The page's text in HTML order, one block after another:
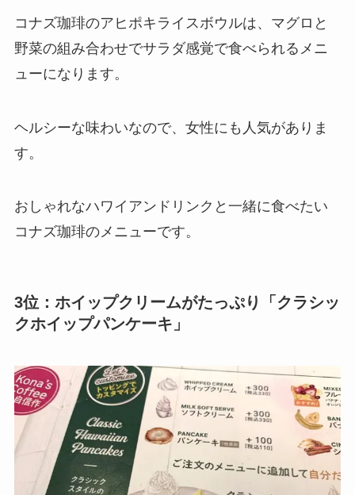
コナズ珈琲のアヒポキライスボウルは、マグロと
野菜の組み合わせでサラダ感覚で食べられるメニ
ューになります。
ヘルシーな味わいなので、女性にも人気がありま
す。
おしゃれなハワイアンドリンクと一緒に食べたい
コナズ珈琲のメニューです。
3位：ホイップクリームがたっぷり「クラシッ
クホイップパンケーキ」